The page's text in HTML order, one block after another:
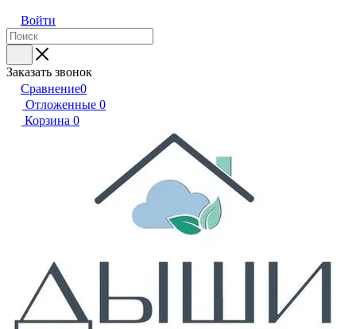
Войти
Заказать звонок
Сравнение0
Отложенные 0
Корзина 0